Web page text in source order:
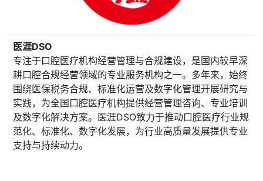
医涯DSO
专注于口腔医疗机构经营管理与合规建设，是国内较早深
耕口腔合规经营领域的专业服务机构之一。多年来，始终
围绕医保税务合规、标准化运营及数字化管理开展研究与
实践，为全国口腔医疗机构提供经营管理咨询、专业培训
及数字化解决方案。医涯DSO致力于推动口腔医疗行业规
范化、标准化、数字化发展，为行业高质量发展提供专业
支持与持续动力。